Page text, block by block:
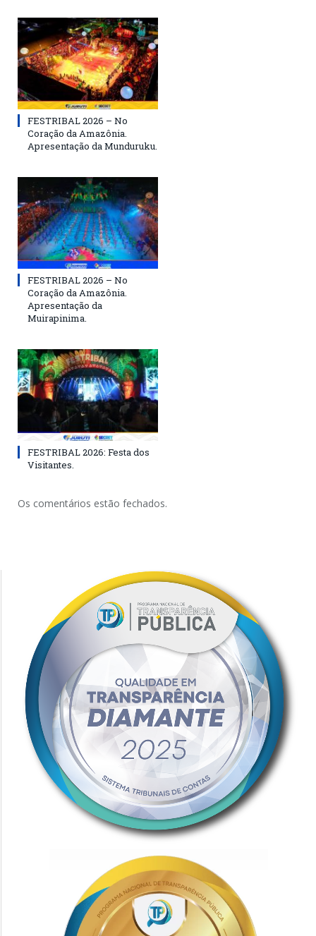
FESTRIBAL 2026 – No
Coração da Amazônia.
Apresentação da Munduruku.
FESTRIBAL 2026 – No
Coração da Amazônia.
Apresentação da
Muirapinima.
FESTRIBAL 2026: Festa dos
Visitantes.
Os comentários estão fechados.